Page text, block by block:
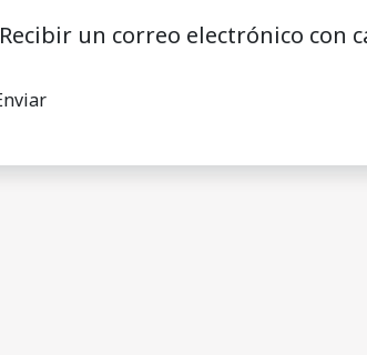
Recibir un correo electrónico con